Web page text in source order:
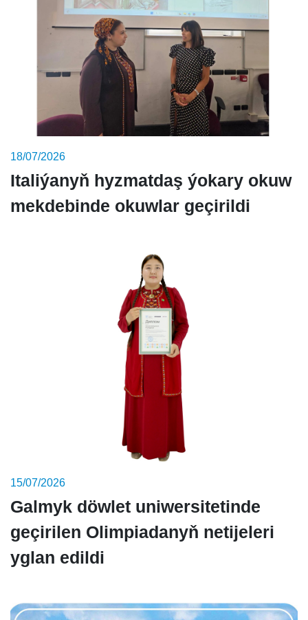
18/07/2026
Italiýanyň hyzmatdaş ýokary okuw
mekdebinde okuwlar geçirildi
15/07/2026
Galmyk döwlet uniwersitetinde
geçirilen Olimpiadanyň netijeleri
yglan edildi